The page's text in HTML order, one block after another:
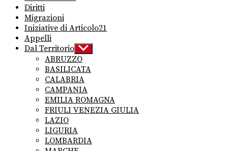
Diritti
Migrazioni
Iniziative di Articolo21
Appelli
Dal Territorio Show
sub
menu
ABRUZZO
BASILICATA
CALABRIA
CAMPANIA
EMILIA ROMAGNA
FRIULI VENEZIA GIULIA
LAZIO
LIGURIA
LOMBARDIA